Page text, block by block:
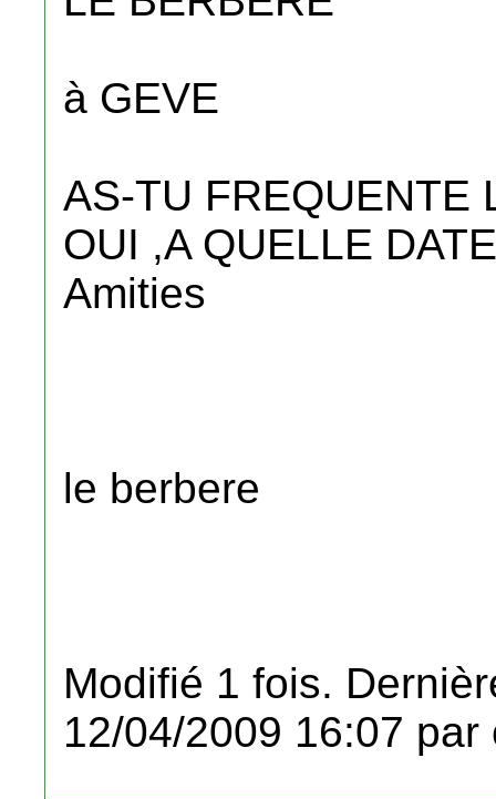
à GEVE
AS-TU FREQUENTE
OUI ,A QUELLE
Amities
le berbere
Modifié 1 fois.
12/04/2009 16:07 par